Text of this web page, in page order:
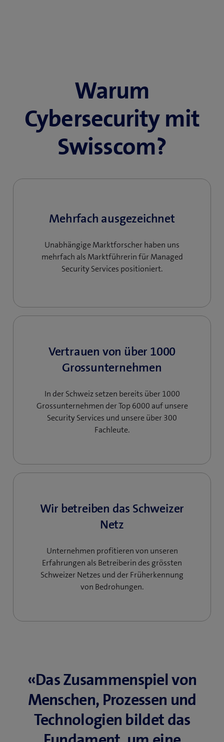
Warum
Cybersecurity mit
Swisscom?
Mehrfach ausgezeichnet
Unabhängige Marktforscher haben uns
mehrfach als Marktführerin für Managed
Security Services positioniert.
Vertrauen von über 1000
Grossunternehmen
In der Schweiz setzen bereits über 1000
Grossunternehmen der Top 6000 auf unsere
Security Services und unsere über 300
Fachleute.
Wir betreiben das Schweizer
Netz
Unternehmen profitieren von unseren
Erfahrungen als Betreiberin des grössten
Schweizer Netzes und der Früherkennung
von Bedrohungen.
«Das Zusammenspiel von
Menschen, Prozessen und
Technologien bildet das